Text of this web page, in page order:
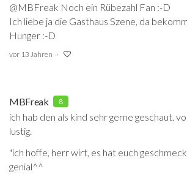
@MBFreak Noch ein Rübezahl Fan :-D
Ich liebe ja die Gasthaus Szene, da
Hunger :-D
vor 13 Jahren
MBFreak 8
ich hab den als kind sehr gerne geschaut.
lustig.
"ich hoffe, herr wirt, es hat euch
genial^^